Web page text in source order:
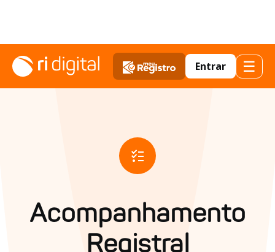
Entrar ☰
Acompanhamento
Registral